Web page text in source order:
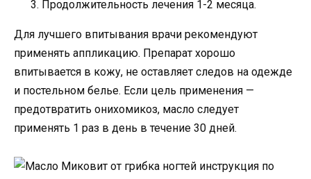
Продолжительность лечения 1-2 месяца.
Для лучшего впитывания врачи рекомендуют
применять аппликацию. Препарат хорошо
впитывается в кожу, не оставляет следов на одежде
и постельном белье. Если цель применения —
предотвратить онихомикоз, масло следует
применять 1 раз в день в течение 30 дней.